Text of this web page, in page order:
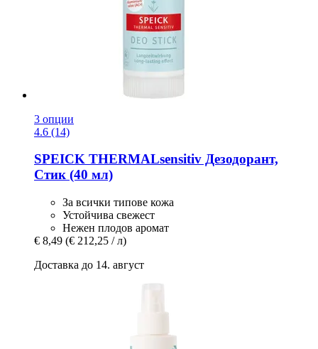
3 опции
4.6 (14)
SPEICK THERMALsensitiv Дезодорант,
Стик (40 мл)
За всички типове кожа
Устойчива свежест
Нежен плодов аромат
€ 8,49 (€ 212,25 / л)
Доставка до 14. август